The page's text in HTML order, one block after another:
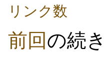
前回の続